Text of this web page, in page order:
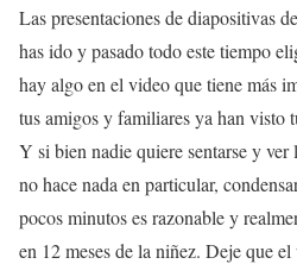
Las presentaciones de diapositivas
has ido y pasado todo este tiempo
hay algo en el video que tiene más
tus amigos y familiares ya han visto
Y si bien nadie quiere sentarse y ver
no hace nada en particular,
pocos minutos es razonable y
en 12 meses de la niñez. Deje que